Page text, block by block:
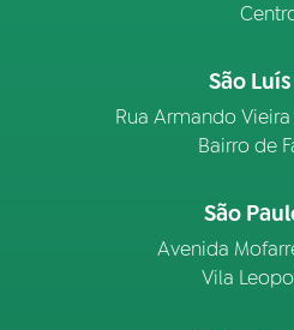
São
Rua Armando Vieira
Bairro de
São
Avenida
Vila